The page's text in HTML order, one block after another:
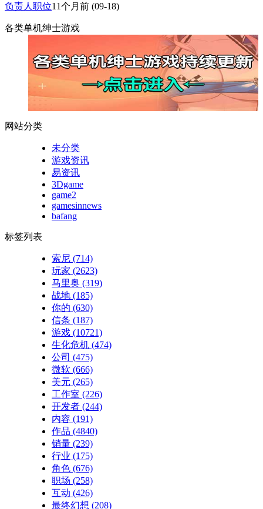
负责人职位11个月前 (09-18)
各类单机绅士游戏
网站分类
未分类
游戏资讯
易资讯
3Dgame
game2
gamesinnews
bafang
标签列表
索尼 (714)
玩家 (2623)
马里奥 (319)
战地 (185)
你的 (630)
信条 (187)
游戏 (10721)
生化危机 (474)
公司 (475)
微软 (666)
美元 (265)
工作室 (226)
开发者 (244)
内容 (191)
作品 (4840)
销量 (239)
行业 (175)
角色 (676)
职场 (258)
互动 (426)
最终幻想 (208)